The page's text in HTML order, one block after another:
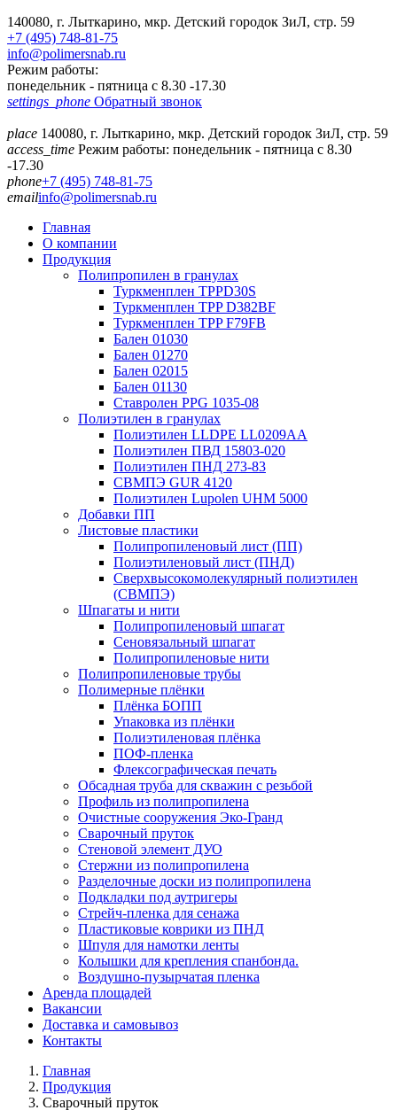
140080, г. Лыткарино, мкр. Детский городок ЗиЛ, стр. 59
+7 (495) 748-81-75
info@polimersnab.ru
Режим работы:
понедельник - пятница с 8.30 -17.30
settings_phone Обратный звонок
place 140080, г. Лыткарино, мкр. Детский городок ЗиЛ, стр. 59
access_time Режим работы: понедельник - пятница с 8.30
-17.30
phone+7 (495) 748-81-75
emailinfo@polimersnab.ru
Главная
О компании
Продукция
Полипропилен в гранулах
Туркменплен TPPD30S
Туркменплен TPP D382BF
Туркменплен TPP F79FB
Бален 01030
Бален 01270
Бален 02015
Бален 01130
Ставролен PPG 1035-08
Полиэтилен в гранулах
Полиэтилен LLDPE LL0209AA
Полиэтилен ПВД 15803-020
Полиэтилен ПНД 273-83
СВМПЭ GUR 4120
Полиэтилен Lupolen UHM 5000
Добавки ПП
Листовые пластики
Полипропиленовый лист (ПП)
Полиэтиленовый лист (ПНД)
Сверхвысокомолекулярный полиэтилен
(СВМПЭ)
Шпагаты и нити
Полипропиленовый шпагат
Сеновязальный шпагат
Полипропиленовые нити
Полипропиленовые трубы
Полимерные плёнки
Плёнка БОПП
Упаковка из плёнки
Полиэтиленовая плёнка
ПОФ-пленка
Флексографическая печать
Обсадная труба для скважин с резьбой
Профиль из полипропилена
Очистные сооружения Эко-Гранд
Сварочный пруток
Стеновой элемент ДУО
Стержни из полипропилена
Разделочные доски из полипропилена
Подкладки под аутригеры
Cтрейч-пленка для сенажа
Пластиковые коврики из ПНД
Шпуля для намотки ленты
Колышки для крепления спанбонда.
Воздушно-пузырчатая пленка
Аренда площадей
Вакансии
Доставка и самовывоз
Контакты
Главная
Продукция
Сварочный пруток